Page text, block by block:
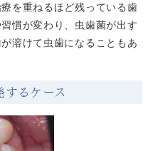
を重ねるほど残っている歯
慣が変わり、虫歯菌が出す
溶けて虫歯になることもあ
るケース